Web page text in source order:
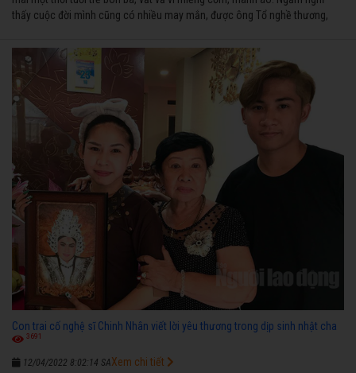
thấy cuộc đời mình cũng có nhiều may mắn, được ông Tổ nghề thương,
ngược nhận được những cơ may để từng bước thành danh với nghiệp ca
diễn”.
Con trai cố nghệ sĩ Chinh Nhân viết lời yêu thương trong dịp sinh nhật cha
3691
12/04/2022 8:02:14 SAXem chi tiết